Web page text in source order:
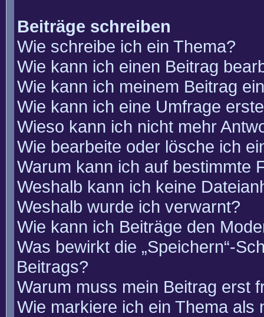
Beiträge schreiben
Wie schreibe ich ein Thema?
Wie kann ich einen Beitrag
Wie kann ich meinem Beitrag
Wie kann ich eine Umfrage
Wieso kann ich nicht mehr
Wie bearbeite oder lösche ich
Warum kann ich auf bestimmte
Weshalb kann ich keine
Weshalb wurde ich verwarnt?
Wie kann ich Beiträge den
Was bewirkt die „Speichern“-
Beitrags?
Warum muss mein Beitrag erst
Wie markiere ich ein Thema als